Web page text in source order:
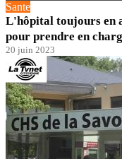
Sante
L'hôpital toujours en
pour prendre en
20 juin 2023